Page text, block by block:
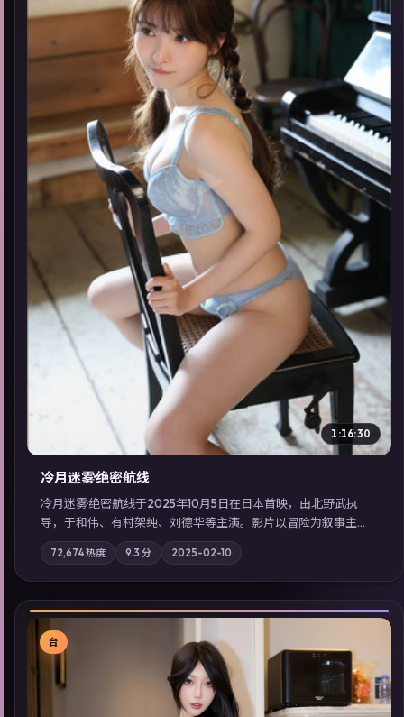
▶
1:16:30
冷月迷雾·绝密航线
冷月迷雾·绝密航线于2025年10月5日在日本首映，由北野武执
导，于和伟、有村架纯、刘德华等主演。影片以冒险为叙事主
轴，记忆碎片重组后，主角发现自己从未活过“真实”的一天；摄
影与配乐强化地域气质；站内亦可通过「国产免费观看高清电视
剧在线看」延展检索同类型高分佳作，畅享高清在线追剧体验。
72,674热度 9.3 分 2025-02-10
台